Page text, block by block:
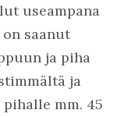
useampana
saanut
ja piha
ja
mm. 45